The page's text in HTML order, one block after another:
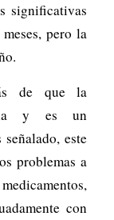
significativas
pero la
de que la
y es un
este
problemas a
con